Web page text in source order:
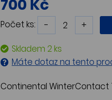
700 Kč
Počet ks: - +
Skladem 2 ks
Máte dotaz na tento
Continental WinterContact